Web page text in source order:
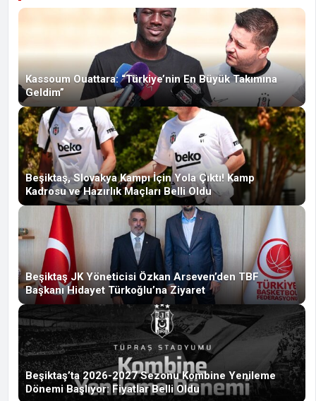
Kassoum Ouattara: “Türkiye’nin En Büyük Takımına
Geldim”
Beşiktaş, Slovakya Kampı İçin Yola Çıktı! Kamp
Kadrosu ve Hazırlık Maçları Belli Oldu
Beşiktaş JK Yöneticisi Özkan Arseven’den TBF
Başkanı Hidayet Türkoğlu’na Ziyaret
Beşiktaş’ta 2026-2027 Sezonu Kombine Yenileme
Dönemi Başlıyor: Fiyatlar Belli Oldu